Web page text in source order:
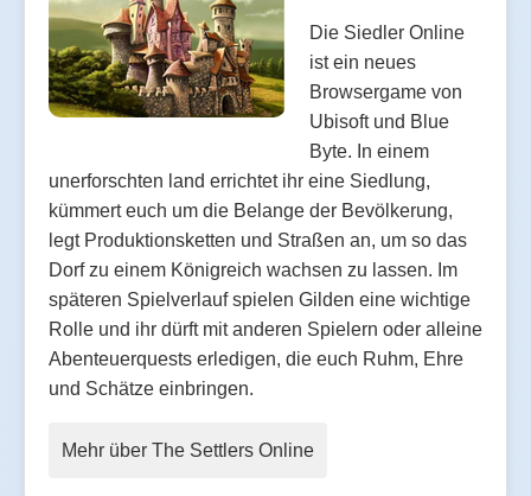
Die Siedler Online
ist ein neues
Browsergame von
Ubisoft und Blue
Byte. In einem
unerforschten land errichtet ihr eine Siedlung,
kümmert euch um die Belange der Bevölkerung,
legt Produktionsketten und Straßen an, um so das
Dorf zu einem Königreich wachsen zu lassen. Im
späteren Spielverlauf spielen Gilden eine wichtige
Rolle und ihr dürft mit anderen Spielern oder alleine
Abenteuerquests erledigen, die euch Ruhm, Ehre
und Schätze einbringen.
Mehr über The Settlers Online